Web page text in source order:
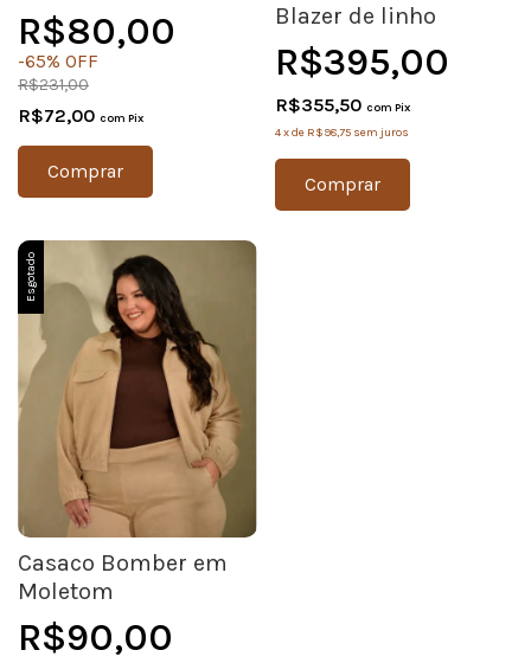
R$80,00
-65% OFF
R$231,00
R$72,00 com Pix
Comprar
Blazer de linho
R$395,00
R$355,50 com Pix
4 xde R$98,75 sem juros
Comprar
Esgotado
Casaco Bomber em
Moletom
R$90,00